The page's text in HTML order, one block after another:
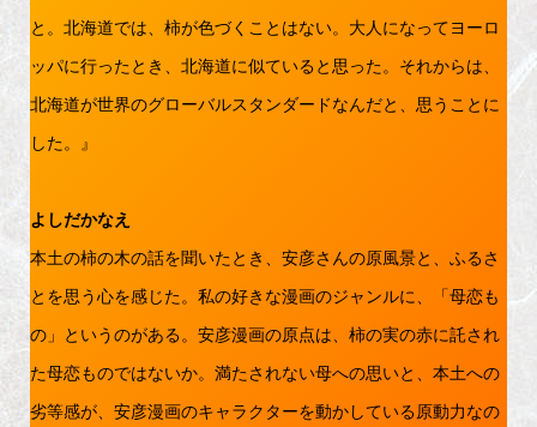
と。北海道では、柿が色づくことはない。大人になってヨーロ
ッパに行ったとき、北海道に似ていると思った。それからは、
北海道が世界のグローバルスタンダードなんだと、思うことに
した。』
よしだかなえ
本土の柿の木の話を聞いたとき、安彦さんの原風景と、ふるさ
とを思う心を感じた。私の好きな漫画のジャンルに、「母恋も
の」というのがある。安彦漫画の原点は、柿の実の赤に託され
た母恋ものではないか。満たされない母への思いと、本土への
劣等感が、安彦漫画のキャラクターを動かしている原動力なの